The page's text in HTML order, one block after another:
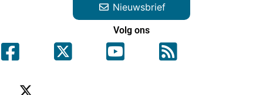
Nieuwsbrief
Volg ons